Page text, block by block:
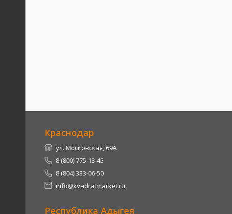
Краснодар
ул. Московская, 69А
8 (800) 775-13-45
8 (804) 333-06-50
info@kvadratmarket.ru
Республика Адыгея